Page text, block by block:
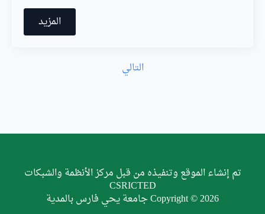
المزيد
التالي
تم إنشاء الموقع وتنفيذه من قبل مركز الأنظمة والشبكات
CSRICTED
Copyright © 2026 جامعة يحي فارس بالمدية